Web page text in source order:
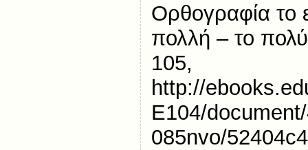
Ορθογραφία το
πολλή – το
105,
http://
E104/
085nvo/